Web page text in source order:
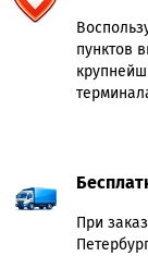
пунктов
При